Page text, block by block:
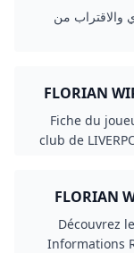
والاقتراب من
FLORIAN
Fiche du
club de
FLORIAN
Découvrez
Informations